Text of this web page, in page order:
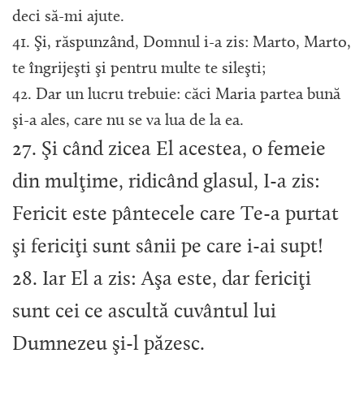
deci să-mi ajute.
41. Şi, răspunzând, Domnul i-a zis: Marto, Marto,
te îngrijeşti şi pentru multe te sileşti;
42. Dar un lucru trebuie: căci Maria partea bună
şi-a ales, care nu se va lua de la ea.
27. Şi când zicea El acestea, o femeie
din mulţime, ridicând glasul, I-a zis:
Fericit este pântecele care Te-a purtat
şi fericiţi sunt sânii pe care i-ai supt!
28. Iar El a zis: Aşa este, dar fericiţi
sunt cei ce ascultă cuvântul lui
Dumnezeu şi-l păzesc.